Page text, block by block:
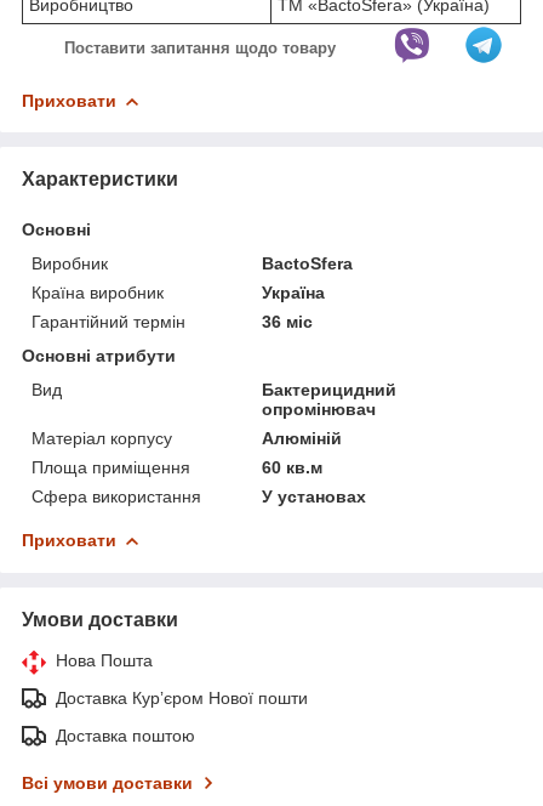
Виробництво
ТМ «BactoSfera» (Україна)
Поставити запитання щодо товару
Приховати
Характеристики
Основні
Виробник
BactoSfera
Країна виробник
Україна
Гарантійний термін
36 міс
Основні атрибути
Вид
Бактерицидний
опромінювач
Матеріал корпусу
Алюміній
Площа приміщення
60 кв.м
Сфера використання
У установах
Приховати
Умови доставки
Нова Пошта
Доставка Курʼєром Нової пошти
Доставка поштою
Всі умови доставки